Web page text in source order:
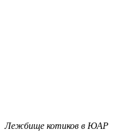
Лежбище котиков в ЮАР